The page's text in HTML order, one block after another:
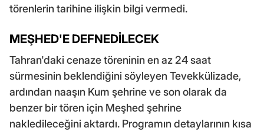
törenlerin tarihine ilişkin bilgi vermedi.
MEŞHED'E DEFNEDİLECEK
Tahran'daki cenaze töreninin en az 24 saat
sürmesinin beklendiğini söyleyen Tevekkülizade,
ardından naaşın Kum şehrine ve son olarak da
benzer bir tören için Meşhed şehrine
nakledileceğini aktardı. Programın detaylarının kısa